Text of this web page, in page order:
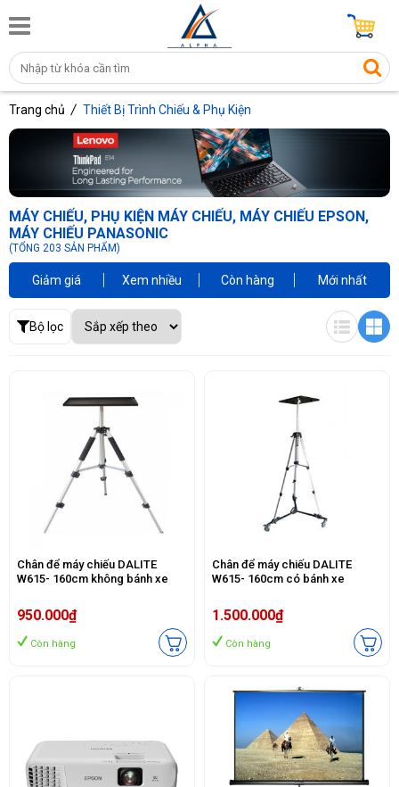
Trang chủ Thiết Bị Trình Chiếu & Phụ Kiện
MÁY CHIẾU, PHỤ KIỆN MÁY CHIẾU, MÁY CHIẾU EPSON,
MÁY CHIẾU PANASONIC
(TỔNG 203 SẢN PHẨM)
Giảm giá Xem nhiều Còn hàng Mới nhất
Bộ lọc
Chân để máy chiếu DALITE
W615- 160cm không bánh xe
950.000₫
Còn hàng
Chân để máy chiếu DALITE
W615- 160cm có bánh xe
1.500.000₫
Còn hàng